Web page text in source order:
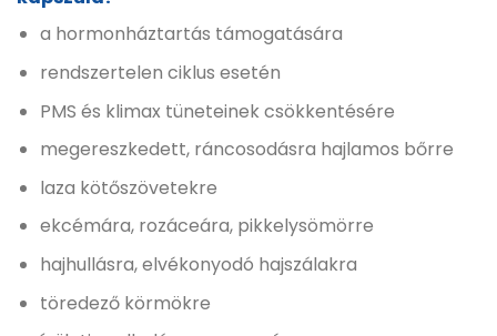
a hormonháztartás támogatására
rendszertelen ciklus esetén
PMS és klimax tüneteinek csökkentésére
megereszkedett, ráncosodásra hajlamos bőrre
laza kötőszövetekre
ekcémára, rozáceára, pikkelysömörre
hajhullásra, elvékonyodó hajszálakra
töredező körmökre